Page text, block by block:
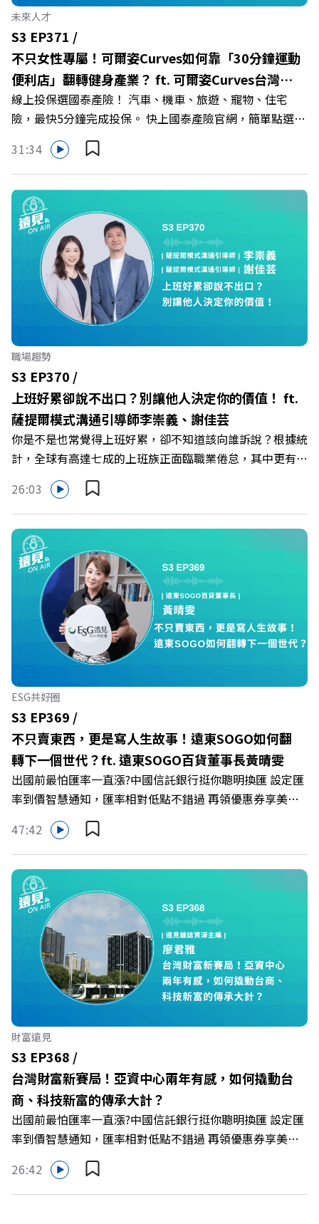
持人／遠見雜誌副社長兼遠見智庫總編輯 李建興 與談人／
樹德科技大學校長 王昭雄 +++++ 🎂歡慶遠見40歲生日！手
速搶下破天荒的獨家優惠
>>>https://gvmkt.pse.is/9e5pbz ✨關注《遠見》更多的社
群： LINE：https://reurl.cc/A4ELQp IG：
https://bit.ly/3AjBWNV YT：https://bit.ly/38jNi9k
Powered by Firstory Hosting
未來人才
S3 EP371 /
不只女性專屬！可爾姿Curves如何靠「30分鐘運動
便利店」翻轉健身產業？ ft. 可爾姿Curves台灣執
行長林宏遠
線上投保選國泰產險！ 汽車、機車、旅遊、寵物、住宅
險，最快5分鐘完成投保。 快上國泰產險官網，簡單點選，
保障立即到位！ https://fstry.pse.is/9eddvv —— 以上為
Firstory Podcast 廣告 —— 在健康意識抬頭、健身產業百
家爭鳴的激烈浪潮下，傳統的健身房該如何轉型突圍？ 本
集《遠見ON AIR》邀請到可爾姿Curves台灣執行長林宏
遠，帶你解析可爾姿如何打造出兼顧健康生活與女力創業的
健身新契機！ 🔺如何從「傳統大型健身房」轉型為「社區
運動便利店」？ 🔺運動如何落實最貼心的「女性專屬、零
壓力」空間？ 🔺對抗肌少症、預防高齡化！驚豔醫學界的
「社會處方」 🔺超高加盟成功率！為無數女性圓夢的「女
力互助與微型創業平台」 主持人／遠見雜誌副社長兼遠見
智庫總編輯 李建興 與談人／可爾姿Curves台灣執行長 林宏
遠 +++++ 🫧清除腦袋的盲點，也順手理清生活的雜亂。 點
開看質感養成術>> https://gvmkt.pse.is/9al3px ✨關注
《遠見》更多的社群： LINE：https://reurl.cc/A4ELQp
IG：https://bit.ly/3AjBWNV YT：https://bit.ly/38jNi9k
Powered by Firstory Hosting
31:34
職場趨勢
S3 EP370 /
上班好累卻說不出口？別讓他人決定你的價值！ ft.
薩提爾模式溝通引導師李崇義、謝佳芸
你是不是也常覺得上班好累，卻不知道該向誰訴說？根據統
計，全球有高達七成的上班族正面臨職業倦怠，其中更有三
成默默承受著「沉默的倦怠」。當主管的期待、同儕的競爭
與承上啟下的壓力成為日常，身在職場的我們該如何停止無
止境的自我懷疑，在人際風暴中找回安頓內心的力量？ 本
集《遠見ON AIR》邀請新書《透視職場冰山》作者、薩提
爾模式溝通引導師李崇義與謝佳芸，教你如何看穿職場底層
的應對姿態，以及在緊湊的職場節奏中，修煉安頓心法！
🔺你的自我價值，難道只能由考績和主管來決定？ 🔺你或
你的同事，正在用哪種「不一致」的姿態應對壓力？ 🔺如
何在中高壓的「三明治主管」困境中全身而退？ 主持人／
遠見雜誌總編輯 林讓均 與談人／薩提爾模式溝通引導師、
作者 李崇義、謝佳芸 +++++ 🫧清除腦袋的盲點，也順手理
清生活的雜亂。 點開看質感養成術>>
https://gvmkt.pse.is/9al3px ✨關注《遠見》更多的社群：
LINE：https://reurl.cc/A4ELQp IG：
https://bit.ly/3AjBWNV YT：https://bit.ly/38jNi9k
Powered by Firstory Hosting
26:03
ESG共好圈
S3 EP369 /
不只賣東西，更是寫人生故事！遠東SOGO如何翻
轉下一個世代？ft. 遠東SOGO百貨董事長黃晴雯
出國前最怕匯率一直漲?中國信託銀行挺你聰明換匯 設定匯
率到價智慧通知，匯率相對低點不錯過 再領優惠券享美金
最高減3分等優惠 立即設定： https://fstry.pse.is/9d7lr7
投資外幣如幣別轉換可能產生匯兌損失，應評估涉及自身情
況審慎投資。 完整注意事項詳見網站資訊。 —— 以上為
Firstory Podcast 廣告 —— 在永續減碳、綠色消費與友善
職場的變革浪潮下，傳統大流量、高耗能的百貨零售業該如
何轉型突圍？ 本集《遠見ON AIR》邀請到遠東SOGO百貨
董事長黃晴雯，帶你解析遠東SOGO如何透過戰略布局，打
造出兼顧企業獲利與社會共好的綠色零售新契機！ 🔺如何
從單純百貨專櫃轉型為有溫度的利他平台？ 🔺最難節能的
零售業如何落實「EP100」能效倍增計畫？ 🔺成功推動育
嬰留停、男同仁樂意成家！驚豔業界的「生育代理人制度」
🔺最有人情味的文化橋梁！從社會創新到經典「日本展」的
共好實踐 主持人／遠見雜誌副社長兼遠見智庫總編輯 李建
興 與談人／遠東SOGO百貨董事長 黃晴雯 +++++ 🫧清除腦
袋的盲點，也順手理清生活的雜亂。 點開看質感養成術>>
https://gvmkt.pse.is/9al3px ✨關注《遠見》更多的社群：
LINE：https://reurl.cc/A4ELQp IG：
https://bit.ly/3AjBWNV YT：https://bit.ly/38jNi9k
Powered by Firstory Hosting
47:42
財富遠見
S3 EP368 /
台灣財富新賽局！亞資中心兩年有感，如何撬動台
商、科技新富的傳承大計？
出國前最怕匯率一直漲?中國信託銀行挺你聰明換匯 設定匯
率到價智慧通知，匯率相對低點不錯過 再領優惠券享美金
最高減3分等優惠 立即設定： https://fstry.pse.is/9d7lr7
投資外幣如幣別轉換可能產生匯兌損失，應評估涉及自身情
況審慎投資。 完整注意事項詳見網站資訊。 —— 以上為
26:42